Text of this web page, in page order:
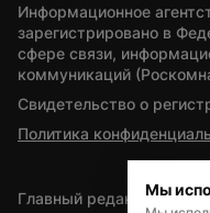
Информационное
зарегистрировано в
сфере связи,
коммуникаций
Свидетельство о
Политика
Главный редактор —
Мы